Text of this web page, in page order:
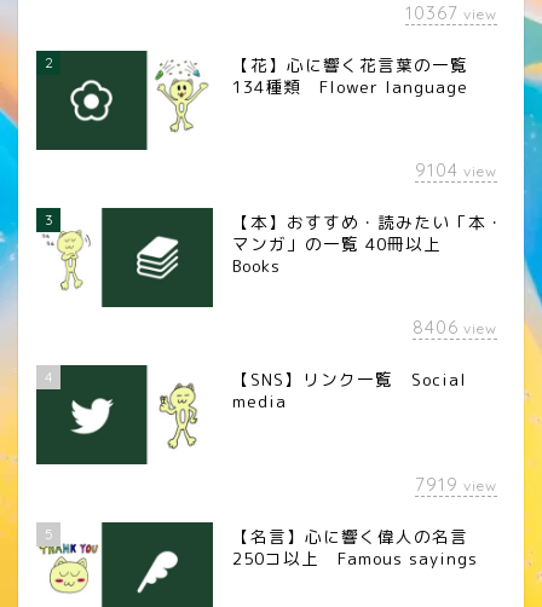
10367 view
2
【花】心に響く花言葉の一覧
134種類 Flower language
9104 view
3
【本】おすすめ・読みたい「本・
マンガ」の一覧 40冊以上
Books
8406 view
4
【SNS】リンク一覧 Social
media
7919 view
5
【名言】心に響く偉人の名言
250コ以上 Famous sayings